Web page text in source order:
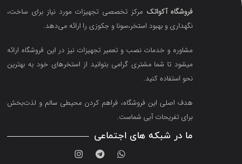
فروشگاه آکواتک مرکز تخصصی تجهیزات مورد نیاز برای ساخت،
نگهداری و بهبود استخر،سونا و جکوزی را ارائه می‌دهد.
مشاوره و خدمات نصب و تعمیر تجهیزات نیز در این فروشگاه ارائه
میشود تا شما مشتری گرامی بتوانید از استخرهای خود به بهترین
نحو استفاده کنید.
هدف اصلی این فروشگاه‌، فراهم کردن محیطی سالم و لذت‌بخش
برای تفریحات آبی شماست.
ما در شبکه های اجتماعی